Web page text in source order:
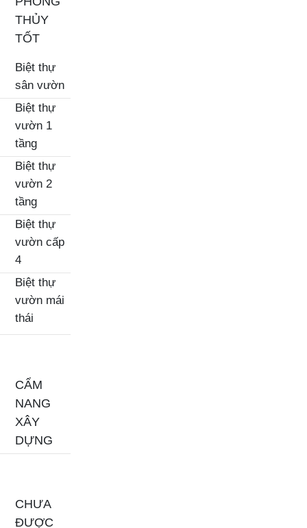
THỦY
TỐT
Biệt thự
sân vườn
Biệt thự
vườn 1
tầng
Biệt thự
vườn 2
tầng
Biệt thự
vườn cấp
4
Biệt thự
vườn mái
thái
CẨM
NANG
XÂY
DỰNG
CHƯA
ĐƯỢC